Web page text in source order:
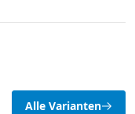
Alle Varianten